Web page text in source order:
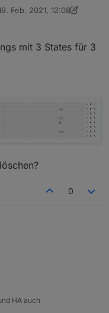
Feb. 2021, 12:08
von Ein ehemaliger
mit 3 States für 3
0
neues Gerät, allerdings
3 Schalter.
Datenpunkte
HA auch